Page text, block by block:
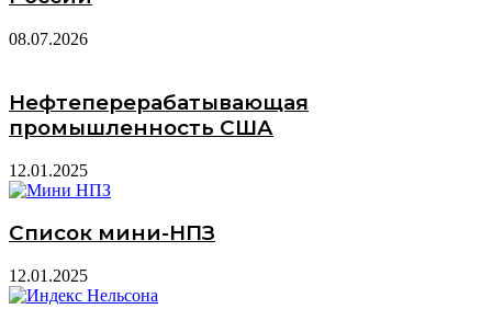
08.07.2026
Нефтеперерабатывающая
промышленность США
12.01.2025
Список мини-НПЗ
12.01.2025